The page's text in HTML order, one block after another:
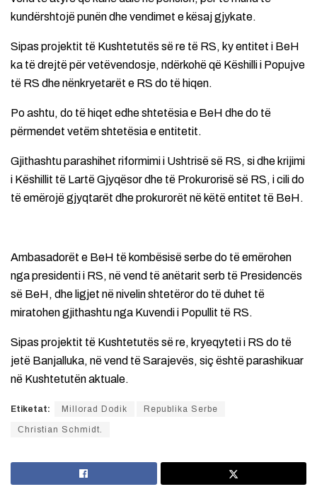
kundërshtojë punën dhe vendimet e kësaj gjykate.
Sipas projektit të Kushtetutës së re të RS, ky entitet i BeH
ka të drejtë për vetëvendosje, ndërkohë që Këshilli i Popujve
të RS dhe nënkryetarët e RS do të hiqen.
Po ashtu, do të hiqet edhe shtetësia e BeH dhe do të
përmendet vetëm shtetësia e entitetit.
Gjithashtu parashihet riformimi i Ushtrisë së RS, si dhe krijimi
i Këshillit të Lartë Gjyqësor dhe të Prokurorisë së RS, i cili do
të emërojë gjyqtarët dhe prokurorët në këtë entitet të BeH.
Ambasadorët e BeH të kombësisë serbe do të emërohen
nga presidenti i RS, në vend të anëtarit serb të Presidencës
së BeH, dhe ligjet në nivelin shtetëror do të duhet të
miratohen gjithashtu nga Kuvendi i Popullit të RS.
Sipas projektit të Kushtetutës së re, kryeqyteti i RS do të
jetë Banjalluka, në vend të Sarajevës, siç është parashikuar
në Kushtetutën aktuale.
Etiketat: Millorad Dodik Republika Serbe
Сhristian Schmidt.